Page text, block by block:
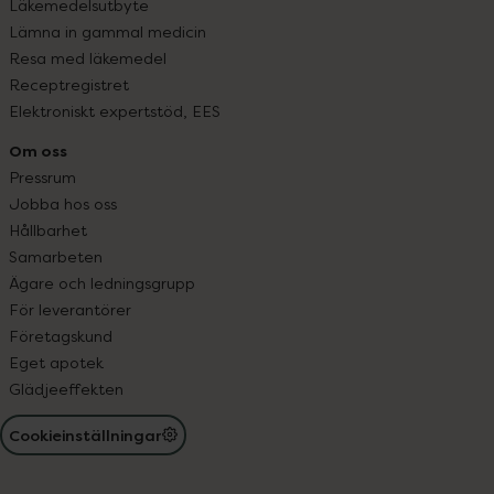
Läkemedelsutbyte
Lämna in gammal medicin
Resa med läkemedel
Receptregistret
Elektroniskt expertstöd, EES
Om oss
Pressrum
Jobba hos oss
Hållbarhet
Samarbeten
Ägare och ledningsgrupp
För leverantörer
Företagskund
Eget apotek
Glädjeeffekten
Cookieinställningar